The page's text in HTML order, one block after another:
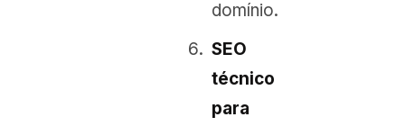
domínio.
SEO
técnico
para